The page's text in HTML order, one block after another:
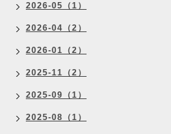
2026-05（1）
2026-04（2）
2026-01（2）
2025-11（2）
2025-09（1）
2025-08（1）